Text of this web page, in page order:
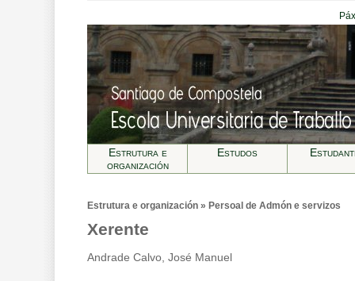
Estrutura e
organización
Estudos
Estrutura e organización » Persoal de Admón e servizos
Xerente
Andrade Calvo, José Manuel